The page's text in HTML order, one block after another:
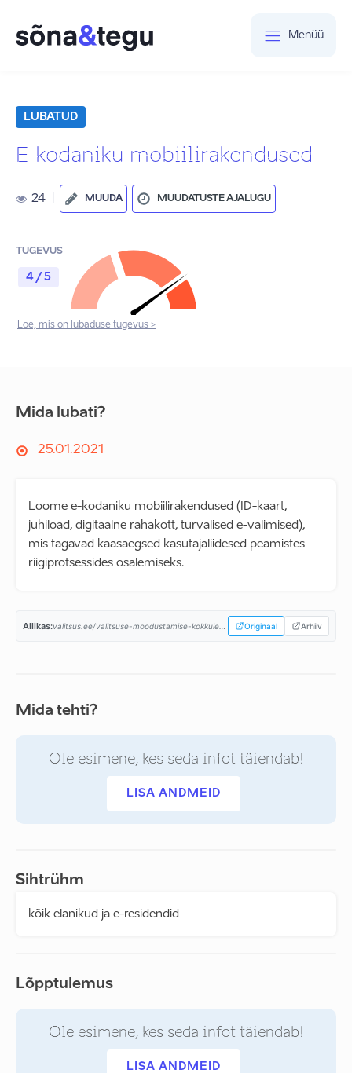
Menüü
LUBATUD
E-kodaniku mobiilirakendused
24 MUUDA MUUDATUSTE AJALUGU
TUGEVUS
4 / 5
Loe, mis on lubaduse tugevus >
Mida lubati?
25.01.2021
Loome e-kodaniku mobiilirakendused (ID-kaart,
juhiload, digitaalne rahakott, turvalised e-valimised),
mis tagavad kaasaegsed kasutajaliidesed peamistes
riigiprotsessides osalemiseks.
Allikas: Originaal Arhiiv
Mida tehti?
Ole esimene, kes seda infot täiendab!
LISA ANDMEID
Sihtrühm
kõik elanikud ja e-residendid
Lõpptulemus
Ole esimene, kes seda infot täiendab!
LISA ANDMEID